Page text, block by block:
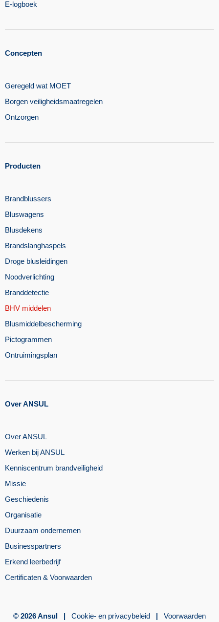
E-logboek
Concepten
Geregeld wat MOET
Borgen veiligheidsmaatregelen​
Ontzorgen
Producten
Brandblussers
Bluswagens
Blusdekens
Brandslanghaspels
Droge blusleidingen
Noodverlichting
Branddetectie
BHV middelen
Blusmiddelbescherming
Pictogrammen
Ontruimingsplan
Over ANSUL
Over ANSUL
Werken bij ANSUL
Kenniscentrum brandveiligheid
Missie
Geschiedenis
Organisatie
Duurzaam ondernemen
Businesspartners
Erkend leerbedrijf
Certificaten & Voorwaarden
© 2026 Ansul | Cookie- en privacybeleid | Voorwaarden